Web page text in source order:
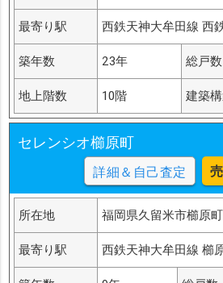
最寄り駅 西鉄天神大牟田線 西
築年数 23年 総戸数
地上階数 10階 建築
セレンシオ櫛原町
詳細＆自己査定
所在地 福岡県久留米市櫛原
最寄り駅 西鉄天神大牟田線 櫛